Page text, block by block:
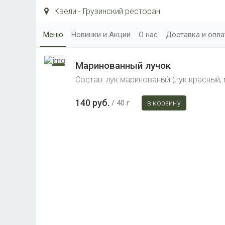
Квели - Грузинский ресторан
Меню Новинки и Акции О нас Доставка и
Маринованный лучок
Состав: лук маринованый (лук
140 руб. 40 г в корзину